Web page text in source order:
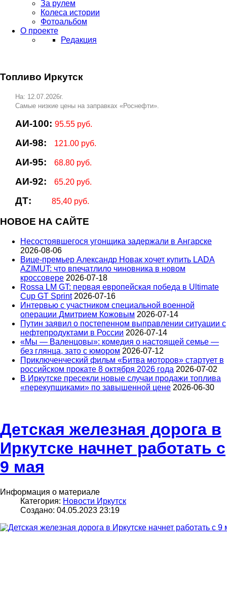
За рулем
Колеса истории
Фотоальбом
О проекте
Редакция
Топливо Иркутск
На: 12.07.2026г.
Самые низкие цены на заправках «Роснефти».
АИ-100: 95.55 руб.
АИ-98: 121.00 руб.
АИ-95: 68.80 руб.
АИ-92: 65.20 руб.
ДТ: 85,40 руб.
НОВОЕ НА САЙТЕ
Несостоявшегося угонщика задержали в Ангарске
2026-08-06
Вице‑премьер Александр Новак хочет купить LADA
AZIMUT: что впечатлило чиновника в новом
кроссовере 2026-07-18
Rossa LM GT: первая европейская победа в Ultimate
Cup GT Sprint 2026-07-16
Интервью с участником специальной военной
операции Дмитрием Кожовым 2026-07-14
Путин заявил о постепенном выправлении ситуации с
нефтепродуктами в России 2026-07-14
«Мы — Валенцовы»: комедия о настоящей семье —
без глянца, зато с юмором 2026-07-12
Приключенческий фильм «Битва моторов» стартует в
российском прокате 8 октября 2026 года 2026-07-02
В Иркутске пресекли новые случаи продажи топлива
«перекупщиками» по завышенной цене 2026-06-30
Детская железная дорога в
Иркутске начнет работать с
9 мая
Информация о материале
Категория: Новости Иркутск
Создано: 04.05.2023 23:19